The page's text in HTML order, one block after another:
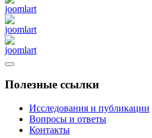
Полезные ссылки
Исследования и публикации
Вопросы и ответы
Контакты